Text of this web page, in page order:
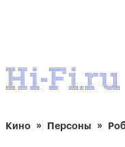
Кино Персоны